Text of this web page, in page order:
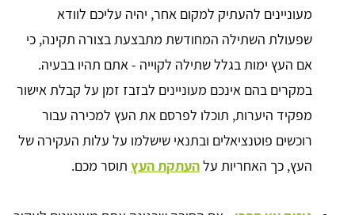
מעוניינים להעתיק למקום אחר, יהיה עליכם לוודא
שפעולת השתילה המחודשת מתבצעת בצורה תקינה, כי
אם העץ ימות בגלל שתילה לקוייה - אתם תהיו בבעיה.
במקרים בהם אינכם מעוניינים לבזבז זמן על קבלת אישור
מפקיד היערות, תוכלו לפרסם את העץ למכירה עבור
רוכשים פוטנציאלים ובתנאי שישלמו על עלות העקירה של
העץ, כך האחריות עלהעתקת העץ תוסר מכם.